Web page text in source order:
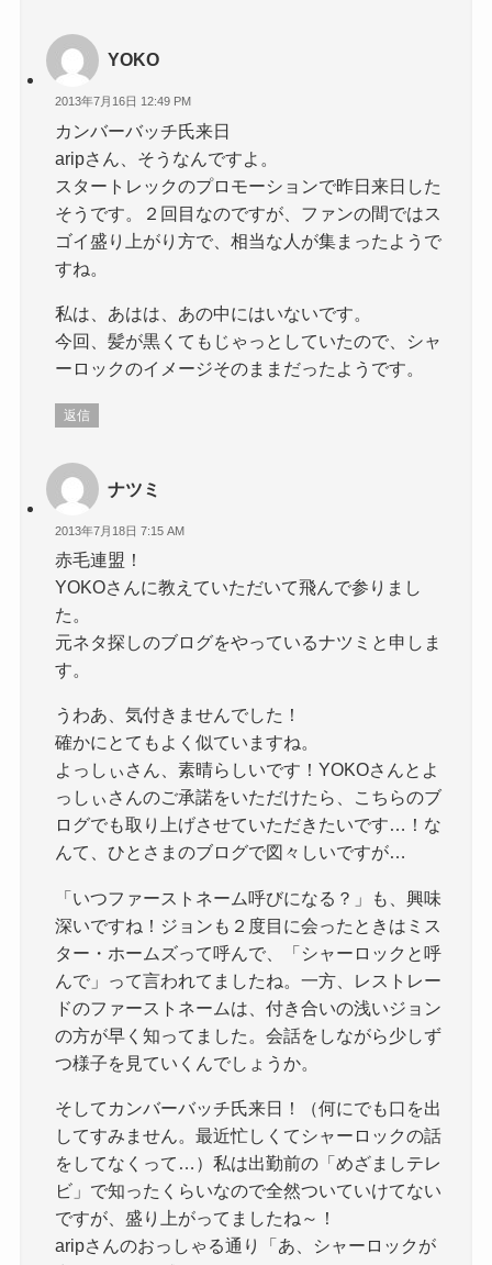
YOKO
2013年7月16日 12:49 PM
カンバーバッチ氏来日
aripさん、そうなんですよ。
スタートレックのプロモーションで昨日来日した
そうです。２回目なのですが、ファンの間ではス
ゴイ盛り上がり方で、相当な人が集まったようで
すね。
私は、あはは、あの中にはいないです。
今回、髪が黒くてもじゃっとしていたので、シャ
ーロックのイメージそのままだったようです。
返信
ナツミ
2013年7月18日 7:15 AM
赤毛連盟！
YOKOさんに教えていただいて飛んで参りまし
た。
元ネタ探しのブログをやっているナツミと申しま
す。
うわあ、気付きませんでした！
確かにとてもよく似ていますね。
よっしぃさん、素晴らしいです！YOKOさんとよ
っしぃさんのご承諾をいただけたら、こちらのブ
ログでも取り上げさせていただきたいです…！な
んて、ひとさまのブログで図々しいですが…
「いつファーストネーム呼びになる？」も、興味
深いですね！ジョンも２度目に会ったときはミス
ター・ホームズって呼んで、「シャーロックと呼
んで」って言われてましたね。一方、レストレー
ドのファーストネームは、付き合いの浅いジョン
の方が早く知ってました。会話をしながら少しず
つ様子を見ていくんでしょうか。
そしてカンバーバッチ氏来日！（何にでも口を出
してすみません。最近忙しくてシャーロックの話
をしてなくって…）私は出勤前の「めざましテレ
ビ」で知ったくらいなので全然ついていけてない
ですが、盛り上がってましたね～！
aripさんのおっしゃる通り「あ、シャーロックが